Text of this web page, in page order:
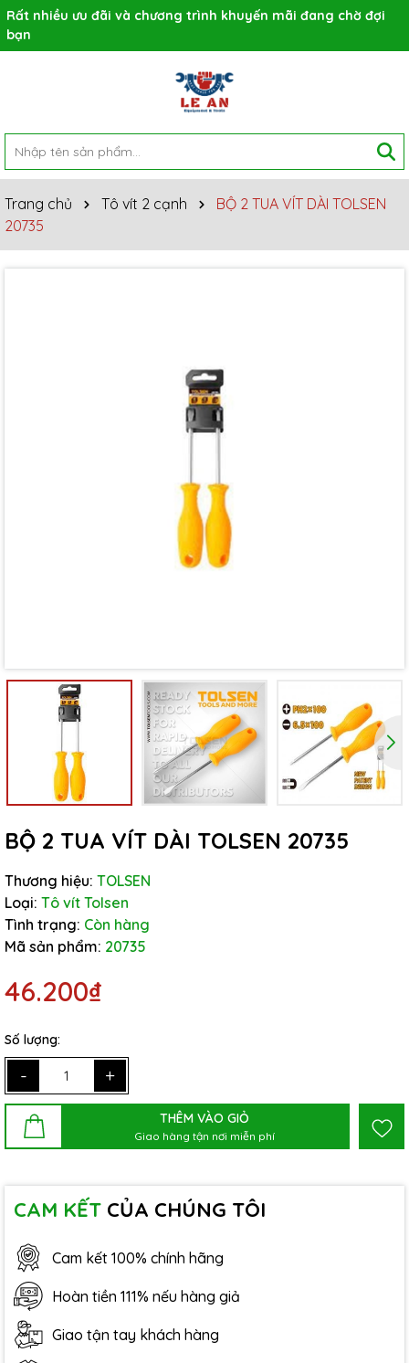
Rất nhiều ưu đãi và chương trình khuyến mãi đang chờ đợi
bạn
Trang chủ Tô vít 2 cạnh
BỘ 2 TUA VÍT DÀI TOLSEN
20735
BỘ 2 TUA VÍT DÀI TOLSEN 20735
Thương hiệu: TOLSEN
Loại: Tô vít Tolsen
Tình trạng: Còn hàng
Mã sản phẩm: 20735
46.200₫
Số lượng:
- +
THÊM VÀO GIỎ
Giao hàng tận nơi miễn phí
CAM KẾT CỦA CHÚNG TÔI
Cam kết 100% chính hãng
Hoàn tiền 111% nếu hàng giả
Giao tận tay khách hàng